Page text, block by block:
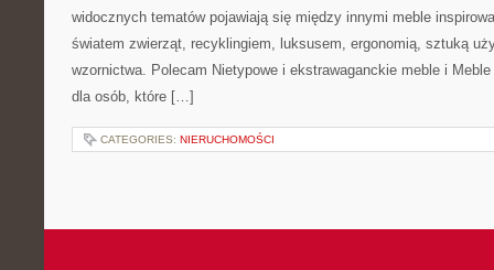
widocznych tematów pojawiają się między innymi meble
światem zwierząt, recyklingiem, luksusem, ergonomią, sztuką
wzornictwa. Polecam Nietypowe i ekstrawaganckie meble i
dla osób, które […]
CATEGORIES: NIERUCHOMOŚCI